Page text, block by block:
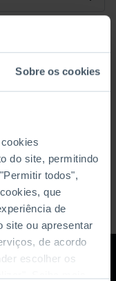
Sobre os cookies
do site, permitindo
todos",
que
de
site ou apresentar
de acordo
escolher os